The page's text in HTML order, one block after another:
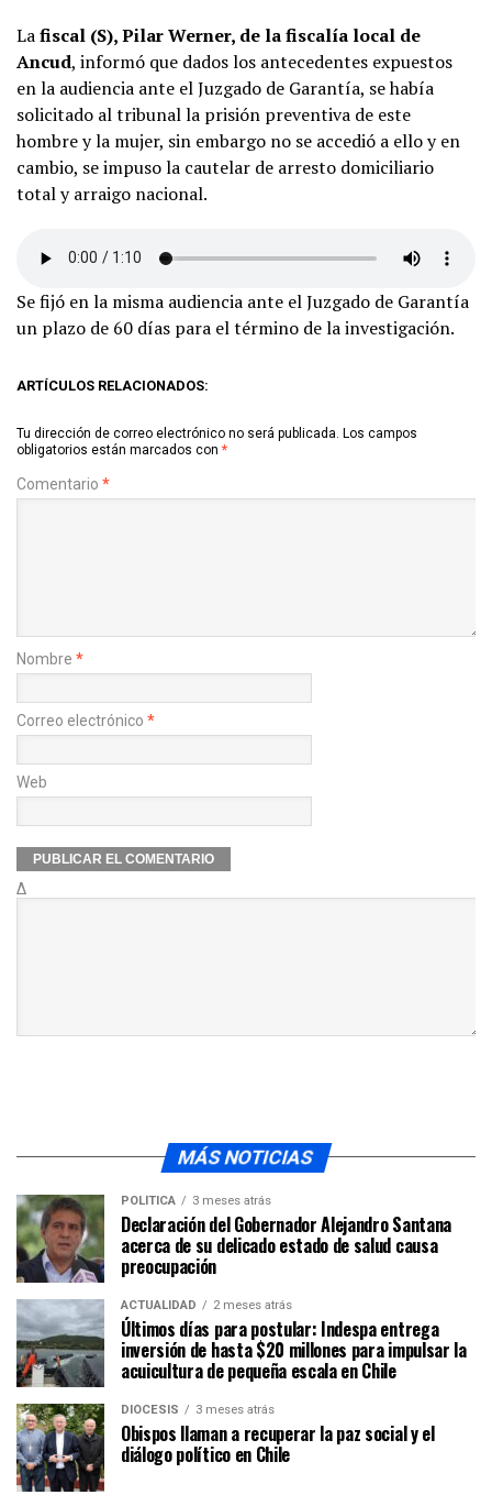
Lafiscal (S), Pilar Werner, de la fiscalía local de
Ancud, informó que dados los antecedentes expuestos
en la audiencia ante el Juzgado de Garantía, se había
solicitado al tribunal la prisión preventiva de este
hombre y la mujer, sin embargo no se accedió a ello y en
cambio, se impuso la cautelar de arresto domiciliario
total y arraigo nacional.
Se fijó en la misma audiencia ante el Juzgado de Garantía
un plazo de 60 días para el término de la investigación.
ARTÍCULOS RELACIONADOS:
Tu dirección de correo electrónico no será publicada. Los campos
obligatorios están marcados con *
Comentario *
Nombre *
Correo electrónico *
Web
Δ
MÁS NOTICIAS
POLÍTICA 3 meses atrás
Declaración del Gobernador Alejandro Santana
acerca de su delicado estado de salud causa
preocupación
ACTUALIDAD 2 meses atrás
Últimos días para postular: Indespa entrega
inversión de hasta $20 millones para impulsar la
acuicultura de pequeña escala en Chile
DIÓCESIS 3 meses atrás
Obispos llaman a recuperar la paz social y el
diálogo político en Chile